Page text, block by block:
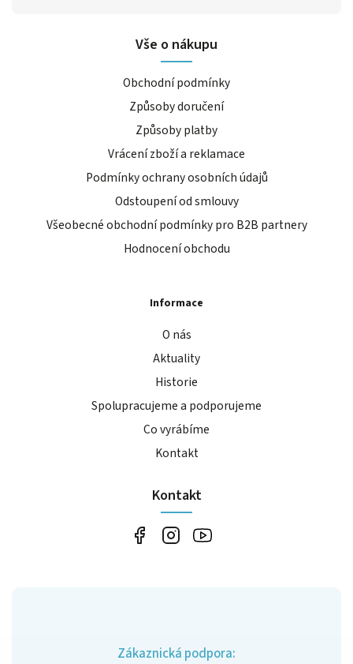
Zákaznická podpora:
Vše o nákupu
Obchodní podmínky
Způsoby doručení
Způsoby platby
Vrácení zboží a reklamace
Podmínky ochrany osobních údajů
Odstoupení od smlouvy
Všeobecné obchodní podmínky pro B2B partnery
Hodnocení obchodu
Informace
O nás
Aktuality
Historie
Spolupracujeme a podporujeme
Co vyrábíme
Kontakt
Kontakt